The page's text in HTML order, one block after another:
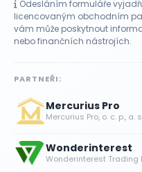
Odesláním formuláře
licencovaným obchodním
vám může poskytnout
nebo finančních nástrojích.
PARTNEŘI:
Mercurius Pro
Mercurius Pro, o. c. p., a.
Wonderinterest
Wonderinterest Trading
CO HÝBE TRHEM
Akcie Micron klesají,
paměťových čipů unikly
Micron Technology
se ztrátou 1,3 %. Výrobce
níž.